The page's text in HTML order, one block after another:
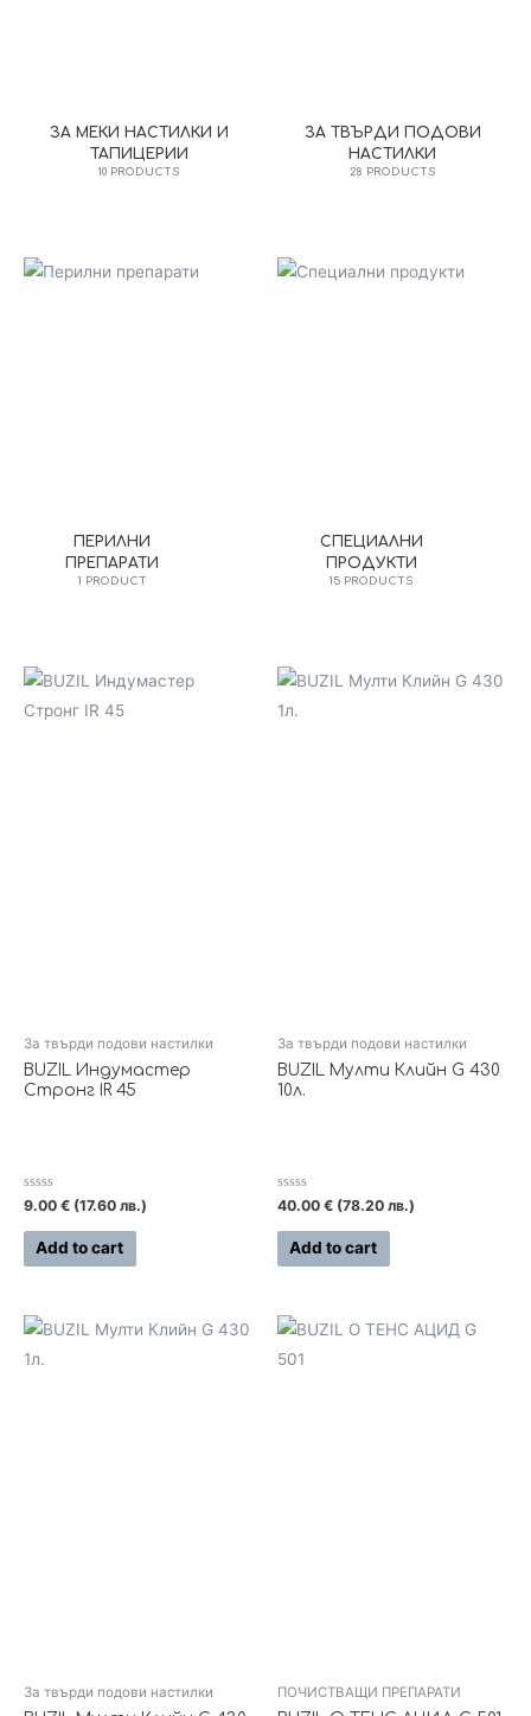
ЗА МЕКИ НАСТИЛКИ И
ТАПИЦЕРИИ
10 PRODUCTS
ЗА ТВЪРДИ ПОДОВИ
НАСТИЛКИ
28 PRODUCTS
ПЕРИЛНИ
ПРЕПАРАТИ
1 PRODUCT
СПЕЦИАЛНИ
ПРОДУКТИ
15 PRODUCTS
За твърди подови настилки
BUZIL Индумастер
Стронг IR 45
Rated
0
out
9.00 € (17.60 лв.)
Add to cart
За твърди подови настилки
BUZIL Мулти Клийн G 430
10л.
Rated
0
out
40.00 € (78.20 лв.)
Add to cart
За твърди подови настилки ПОЧИСТВАЩИ ПРЕПАРАТИ